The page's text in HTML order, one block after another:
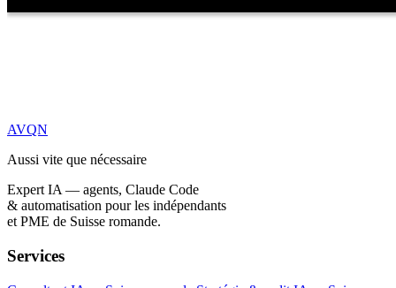
AVQN
Aussi vite que nécessaire
Expert IA — agents, Claude Code
& automatisation pour les indépendants
et PME de Suisse romande.
Services